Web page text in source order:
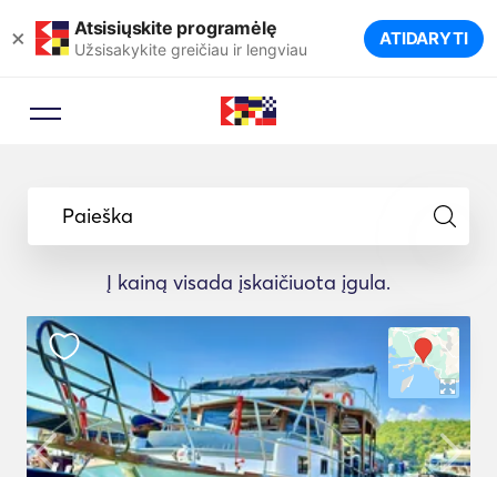
× Atsisiųskite programėlę
Užsisakykite greičiau ir lengviau ATIDARYTI
Paieška
Į kainą visada įskaičiuota įgula.